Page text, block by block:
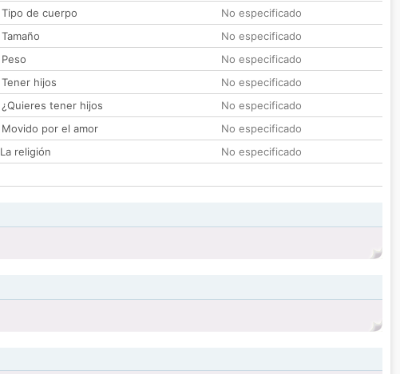
Tipo de cuerpo
No especificado
Tamaño
No especificado
Peso
No especificado
Tener hijos
No especificado
¿Quieres tener hijos
No especificado
Movido por el amor
No especificado
La religión
No especificado